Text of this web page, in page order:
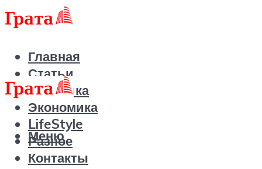
Главная
Статьи
Политика
Экономика
LifeStyle
Разное
Контакты
Меню